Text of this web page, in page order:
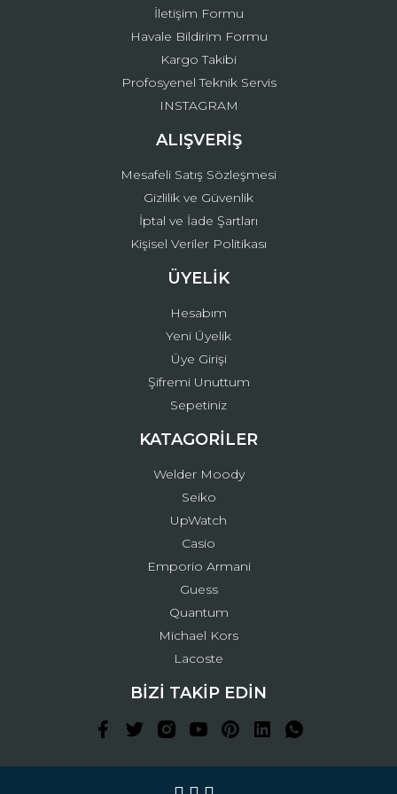
Gönder
İletişim Formu
Havale Bildirim Formu
Kargo Takibi
Profosyenel Teknik Servis
INSTAGRAM
ALIŞVERİŞ
Mesafeli Satış Sözleşmesi
Gizlilik ve Güvenlik
İptal ve İade Şartları
Kişisel Veriler Politikası
ÜYELİK
Hesabım
Yeni Üyelik
Üye Girişi
Şifremi Unuttum
Sepetiniz
KATAGORİLER
Welder Moody
Seiko
UpWatch
Casio
Emporio Armani
Guess
Quantum
Michael Kors
Lacoste
BİZİ TAKİP EDİN